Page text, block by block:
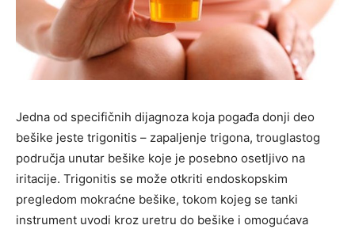
Jedna od specifičnih dijagnoza koja pogađa donji deo
bešike jeste trigonitis – zapaljenje trigona, trouglastog
područja unutar bešike koje je posebno osetljivo na
iritacije. Trigonitis se može otkriti endoskopskim
pregledom mokraćne bešike, tokom kojeg se tanki
instrument uvodi kroz uretru do bešike i omogućava